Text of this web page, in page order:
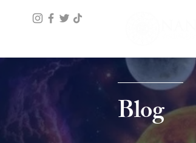
Blog